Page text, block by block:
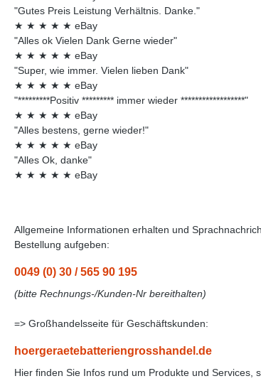
"Gutes Preis Leistung Verhältnis. Danke."
★ ★ ★ ★ ★ eBay
"Alles ok Vielen Dank Gerne wieder"
★ ★ ★ ★ ★ eBay
"Super, wie immer. Vielen lieben Dank"
★ ★ ★ ★ ★ eBay
"*********Positiv ********* immer wieder ******************"
★ ★ ★ ★ ★ eBay
"Alles bestens, gerne wieder!"
★ ★ ★ ★ ★ eBay
"Alles Ok, danke"
★ ★ ★ ★ ★ eBay
Allgemeine Informationen erhalten und
Bestellung aufgeben:
0049 (0) 30 / 565 90 195
(bitte Rechnungs-/Kunden-Nr bereithalten)
=> Großhandelsseite für Geschäftskunden:
hoergeraetebatteriengrosshandel.de
Hier finden Sie Infos rund um Produkte und Services,